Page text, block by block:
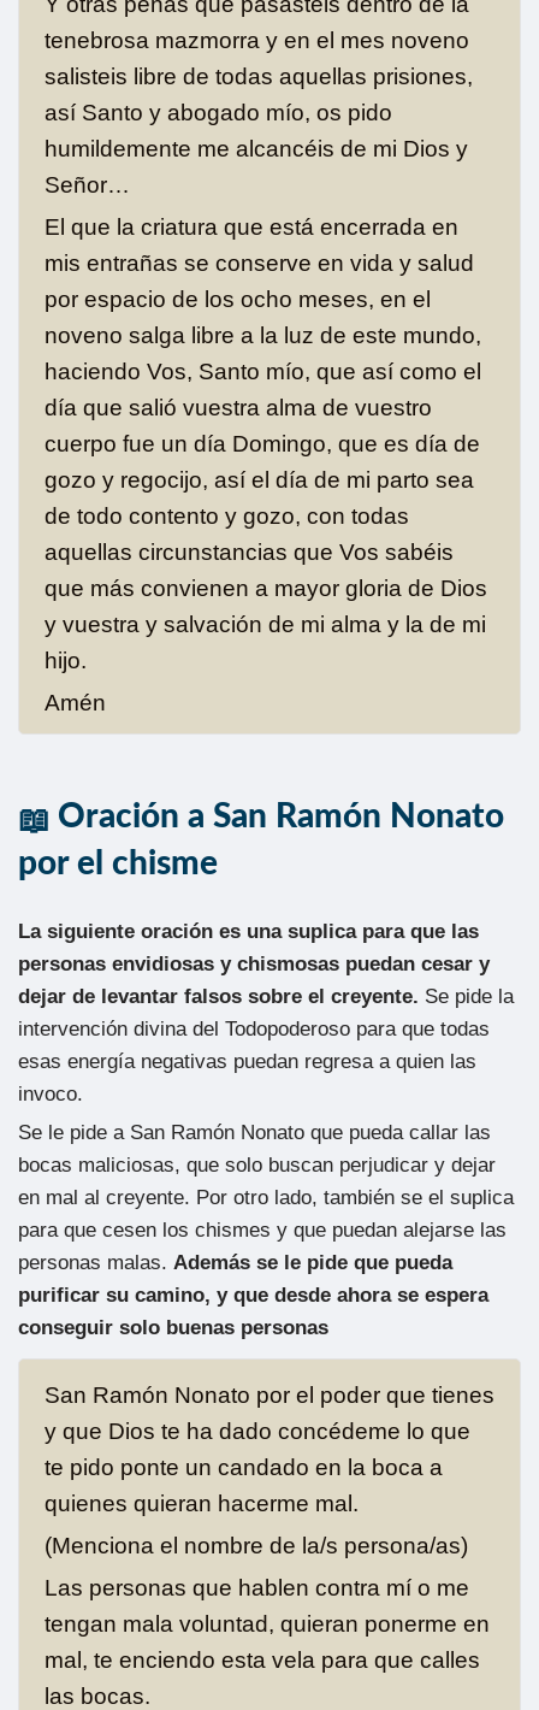
tenebrosa mazmorra y en el mes noveno
salisteis libre de todas aquellas prisiones,
así Santo y abogado mío, os pido
humildemente me alcancéis de mi Dios y
Señor…
El que la criatura que está encerrada en
mis entrañas se conserve en vida y salud
por espacio de los ocho meses, en el
noveno salga libre a la luz de este mundo,
haciendo Vos, Santo mío, que así como el
día que salió vuestra alma de vuestro
cuerpo fue un día Domingo, que es día de
gozo y regocijo, así el día de mi parto sea
de todo contento y gozo, con todas
aquellas circunstancias que Vos sabéis
que más convienen a mayor gloria de Dios
y vuestra y salvación de mi alma y la de mi
hijo.
Amén
Oración a San Ramón Nonato
por el chisme
La siguiente oración es una suplica para que las
personas envidiosas y chismosas puedan cesar y
dejar de levantar falsos sobre el creyente. Se pide la
intervención divina del Todopoderoso para que todas
esas energía negativas puedan regresa a quien las
invoco.
Se le pide a San Ramón Nonato que pueda callar las
bocas maliciosas, que solo buscan perjudicar y dejar
en mal al creyente. Por otro lado, también se el suplica
para que cesen los chismes y que puedan alejarse las
personas malas. Además se le pide que pueda
purificar su camino, y que desde ahora se espera
conseguir solo buenas personas
San Ramón Nonato por el poder que tienes
y que Dios te ha dado concédeme lo que
te pido ponte un candado en la boca a
quienes quieran hacerme mal.
(Menciona el nombre de la/s persona/as)
Las personas que hablen contra mí o me
tengan mala voluntad, quieran ponerme en
mal, te enciendo esta vela para que calles
las bocas.